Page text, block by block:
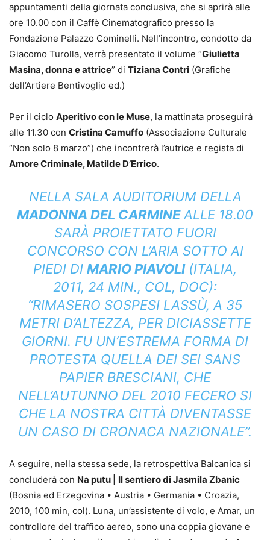
appuntamenti della giornata conclusiva, che si aprirà alle
ore 10.00 con il Caffè Cinematografico presso la
Fondazione Palazzo Cominelli. Nell’incontro, condotto da
Giacomo Turolla, verrà presentato il volume “Giulietta
Masina, donna e attrice” di Tiziana Contri (Grafiche
dell’Artiere Bentivoglio ed.)
Per il ciclo Aperitivo con le Muse, la mattinata proseguirà
alle 11.30 con Cristina Camuffo (Associazione Culturale
“Non solo 8 marzo”) che incontrerà l’autrice e regista di
Amore Criminale, Matilde D’Errico.
NELLA SALA AUDITORIUM DELLA
MADONNA DEL CARMINEALLE 18.00
SARÀ PROIETTATO FUORI
CONCORSO CON L’ARIA SOTTO AI
PIEDI DI MARIO PIAVOLI(ITALIA,
2011, 24 MIN., COL, DOC):
“RIMASERO SOSPESI LASSÙ, A 35
METRI D’ALTEZZA, PER DICIASSETTE
GIORNI. FU UN’ESTREMA FORMA DI
PROTESTA QUELLA DEI SEI SANS
PAPIER BRESCIANI, CHE
NELL’AUTUNNO DEL 2010 FECERO SI
CHE LA NOSTRA CITTÀ DIVENTASSE
UN CASO DI CRONACA NAZIONALE”.
A seguire, nella stessa sede, la retrospettiva Balcanica si
concluderà con Na putu | Il sentiero di Jasmila Zbanic
(Bosnia ed Erzegovina • Austria • Germania • Croazia,
2010, 100 min, col). Luna, un’assistente di volo, e Amar, un
controllore del traffico aereo, sono una coppia giovane e